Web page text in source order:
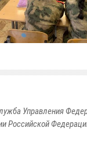
Управления
Российской